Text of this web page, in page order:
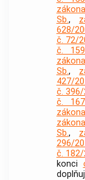
Sb.,
628/
č. 72/
č.
Sb.,
427/
č.
č.
Sb.,
296/
č. 182/
konci